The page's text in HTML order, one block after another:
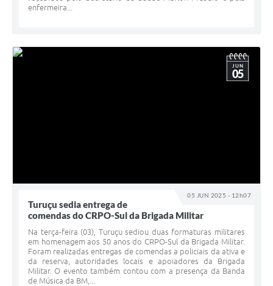
enfermeira...
05 JUN 2025 - 12h07
JUN
05
Turuçu sedia entrega de
comendas do CRPO-Sul da Brigada Militar
Na terça-feira (03), Turuçu sediou duas formaturas militares
em homenagem aos 50 anos do CRPO-Sul da Brigada Militar.
Foram realizadas entregas de comendas a policiais da ativa e
da reserva, autoridades locais e apoiadores da Brigada
Militar. O evento também contou com a presença da Banda
de Música da BM,...